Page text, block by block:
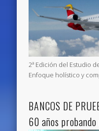
2ª Edición del Estudio
Enfoque holístico y
BANCOS DE
60 años